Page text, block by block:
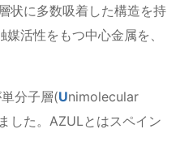
状に多数吸着した構造を持
活性をもつ中心金属を、
分子層(Unimolecular
した。AZULとはスペイン